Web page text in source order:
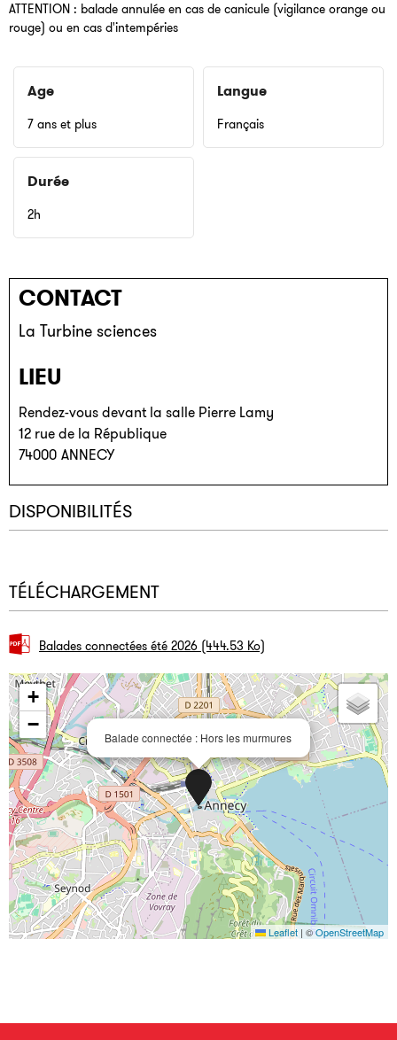
ATTENTION : balade annulée en cas de canicule (vigilance orange ou
rouge) ou en cas d'intempéries
Age
7 ans et plus
Langue
Français
Durée
2h
CONTACT
La Turbine sciences
LIEU
Rendez-vous devant la salle Pierre Lamy
12 rue de la République
74000 ANNECY
DISPONIBILITÉS
TÉLÉCHARGEMENT
Balades connectées été 2026 (444.53 Ko)
Balade connectée : Hors les murmures
+
−
Leaflet | ©OpenStreetMap